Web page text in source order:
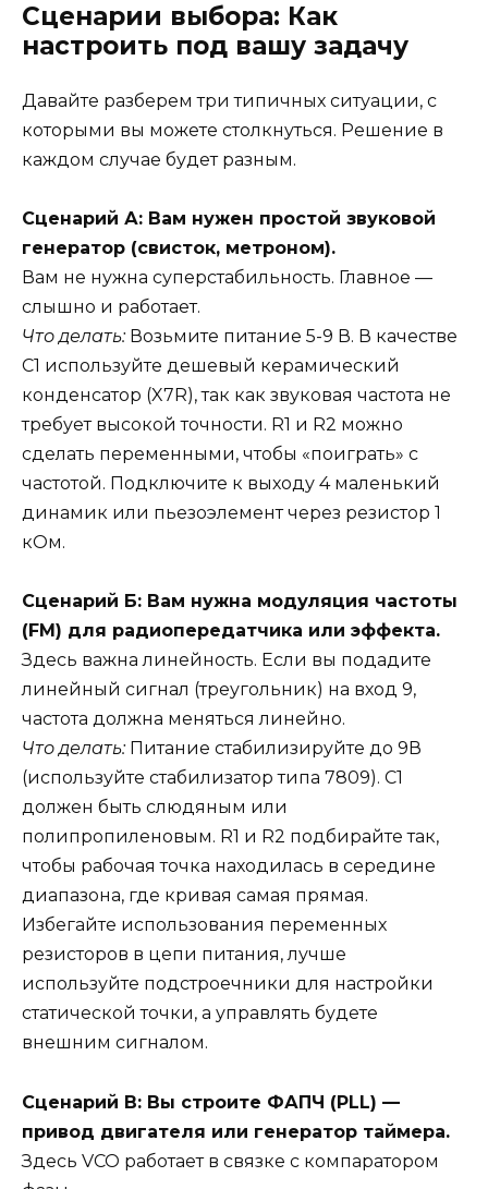
Сценарии выбора: Как
настроить под вашу задачу
Давайте разберем три типичных ситуации, с
которыми вы можете столкнуться. Решение в
каждом случае будет разным.
Сценарий А: Вам нужен простой звуковой
генератор (свисток, метроном).
Вам не нужна суперстабильность. Главное —
слышно и работает.
Что делать:Возьмите питание 5-9 В. В качестве
C1 используйте дешевый керамический
конденсатор (X7R), так как звуковая частота не
требует высокой точности. R1 и R2 можно
сделать переменными, чтобы «поиграть» с
частотой. Подключите к выходу 4 маленький
динамик или пьезоэлемент через резистор 1
кОм.
Сценарий Б: Вам нужна модуляция частоты
(FM) для радиопередатчика или эффекта.
Здесь важна линейность. Если вы подадите
линейный сигнал (треугольник) на вход 9,
частота должна меняться линейно.
Что делать:Питание стабилизируйте до 9В
(используйте стабилизатор типа 7809). C1
должен быть слюдяным или
полипропиленовым. R1 и R2 подбирайте так,
чтобы рабочая точка находилась в середине
диапазона, где кривая самая прямая.
Избегайте использования переменных
резисторов в цепи питания, лучше
используйте подстроечники для настройки
статической точки, а управлять будете
внешним сигналом.
Сценарий В: Вы строите ФАПЧ (PLL) —
привод двигателя или генератор таймера.
Здесь VCO работает в связке с компаратором